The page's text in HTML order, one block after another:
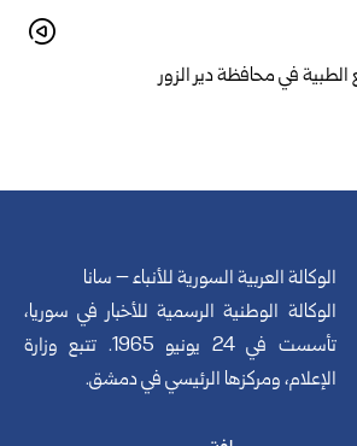
في محافظة دير الزور
الوكالة العربية السورية للأنباء – سانا
الوكالة الوطنية الرسمية للأخبار في سوريا،
تأسست في 24 يونيو 1965. تتبع وزارة
الإعلام، ومركزها الرئيسي في دمشق.